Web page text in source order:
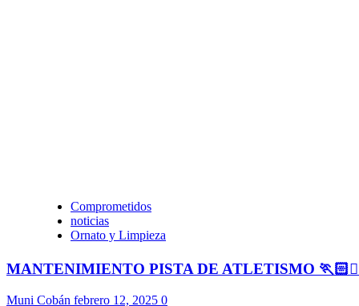
Comprometidos
noticias
Ornato y Limpieza
MANTENIMIENTO PISTA DE ATLETISMO
Muni Cobán febrero 12, 2025 0